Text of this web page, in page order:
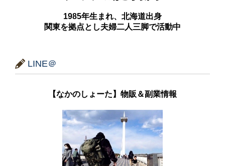
1985年生まれ、北海道出身
関東を拠点とし夫婦二人三脚で活動中
LINE＠
【なかのしょーた】物販＆副業情報